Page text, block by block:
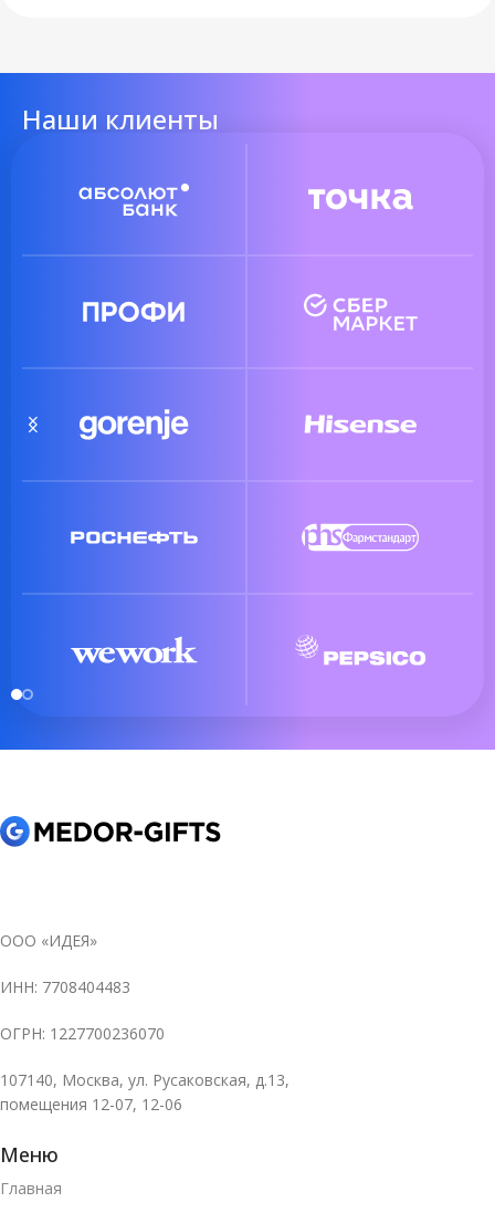
Наши клиенты
ООО «ИДЕЯ»
ИНН: 7708404483
ОГРН: 1227700236070
107140, Москва, ул. Русаковская, д.13,
помещения 12-07, 12-06
Меню
Главная